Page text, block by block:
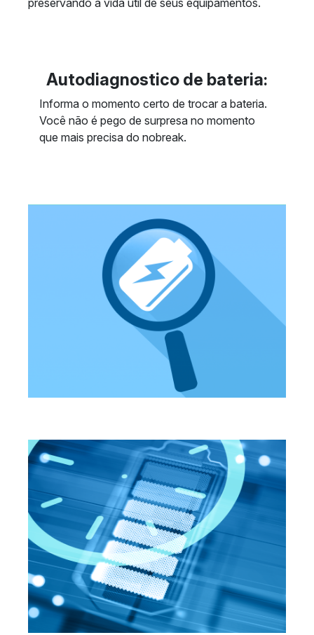
preservando a vida útil de seus equipamentos.
Autodiagnostico de bateria:
Informa o momento certo de trocar a bateria.
Você não é pego de surpresa no momento
que mais precisa do nobreak.